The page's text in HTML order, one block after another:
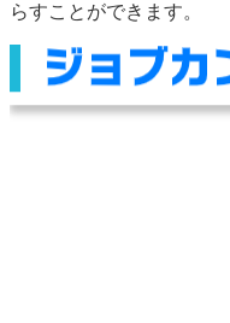
らすことができます。